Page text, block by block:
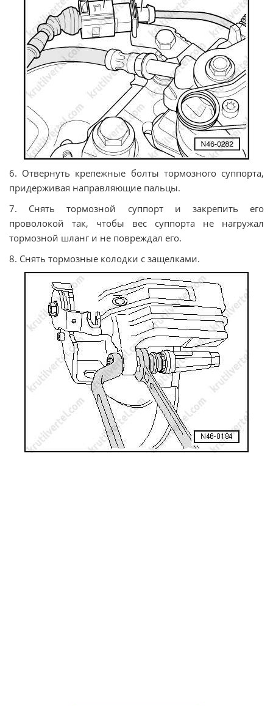
6. Отвернуть крепежные болты тормозного суппорта,
придерживая направляющие пальцы.
7. Снять тормозной суппорт и закрепить его
проволокой так, чтобы вес суппорта не нагружал
тормозной шланг и не повреждал его.
8. Снять тормозные колодки с защелками.